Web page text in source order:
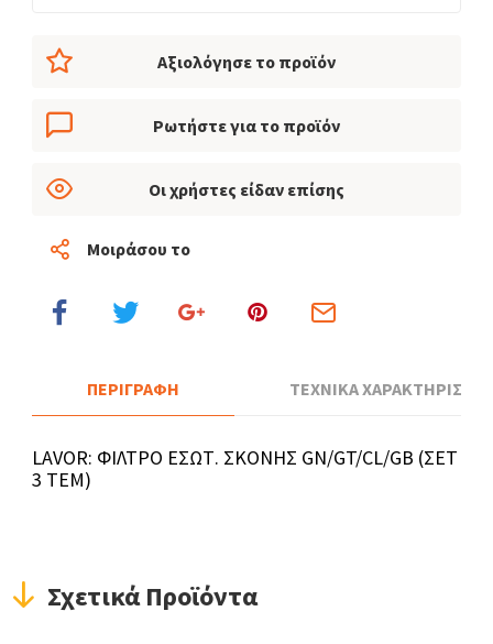
Αξιολόγησε το προϊόν
Ρωτήστε για το προϊόν
Οι χρήστες είδαν επίσης
Μοιράσου το
ΠΕΡΙΓΡΑΦΗ ΤΕΧΝΙΚΑ
LAVOR: ΦΙΛΤΡΟ ΕΣΩΤ. ΣΚΟΝΗΣ GN/GT/CL/GB (ΣΕΤ
3 ΤΕΜ)
Σχετικά Προϊόντα